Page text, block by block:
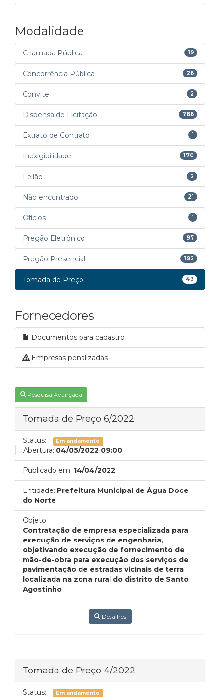
Modalidade
Chamada Pública 19
Concorrência Pública 26
Convite 2
Dispensa de Licitação 766
Extrato de Contrato 1
Inexigibilidade 170
Leilão 2
Não encontrado 21
Ofícios 1
Pregão Eletrônico 97
Pregão Presencial 192
Tomada de Preço 43
Fornecedores
Documentos para cadastro
Empresas penalizadas
Pesquisa Avançada
Tomada de Preço 6/2022
Status: Em andamento
Abertura: 04/05/2022 09:00
Publicado em: 14/04/2022
Entidade: Prefeitura Municipal de Água Doce
do Norte
Objeto:
Contratação de empresa especializada para
execução de serviços de engenharia,
objetivando execução de fornecimento de
mão-de-obra para execução dos serviços de
pavimentação de estradas vicinais de terra
localizada na zona rural do distrito de Santo
Agostinho
Detalhes
Tomada de Preço 4/2022
Status: Em andamento